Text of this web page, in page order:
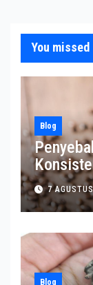
You missed
Blog
7
Blog